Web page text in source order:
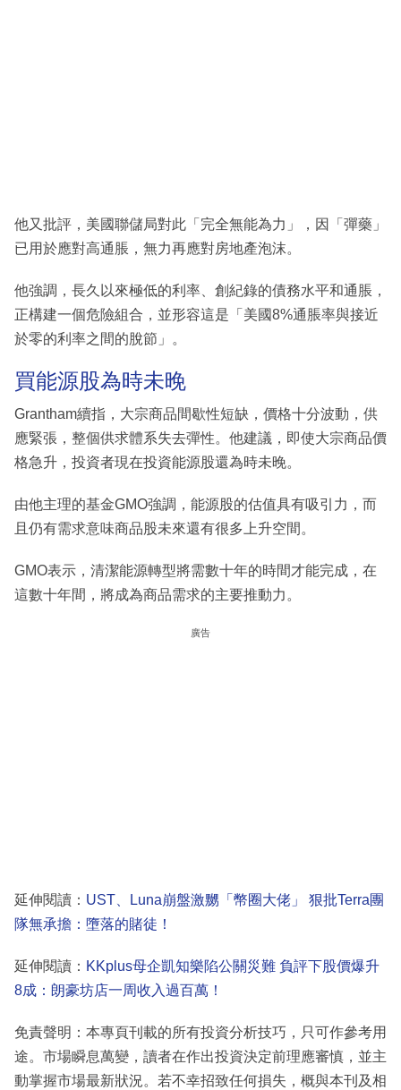
他又批評，美國聯儲局對此「完全無能為力」，因「彈藥」
已用於應對高通脹，無力再應對房地產泡沫。
他強調，長久以來極低的利率、創紀錄的債務水平和通脹，
正構建一個危險組合，並形容這是「美國8%通脹率與接近
於零的利率之間的脫節」。
買能源股為時未晚
Grantham續指，大宗商品間歇性短缺，價格十分波動，供
應緊張，整個供求體系失去彈性。他建議，即使大宗商品價
格急升，投資者現在投資能源股還為時未晚。
由他主理的基金GMO強調，能源股的估值具有吸引力，而
且仍有需求意味商品股未來還有很多上升空間。
GMO表示，清潔能源轉型將需數十年的時間才能完成，在
這數十年間，將成為商品需求的主要推動力。
廣告
延伸閱讀： UST、Luna崩盤激嬲「幣圈大佬」 狠批Terra團
隊無承擔：墮落的賭徒！
延伸閱讀： KKplus母企凱知樂陷公關災難 負評下股價爆升
8成：朗豪坊店一周收入過百萬！
免責聲明：本專頁刊載的所有投資分析技巧，只可作參考用
途。市場瞬息萬變，讀者在作出投資決定前理應審慎，並主
動掌握市場最新狀況。若不幸招致任何損失，概與本刊及相